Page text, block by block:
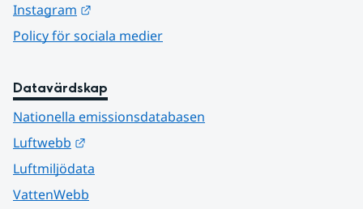
Instagram
Policy för sociala medier
Datavärdskap
Nationella emissionsdatabasen
Luftwebb
Luftmiljödata
VattenWebb